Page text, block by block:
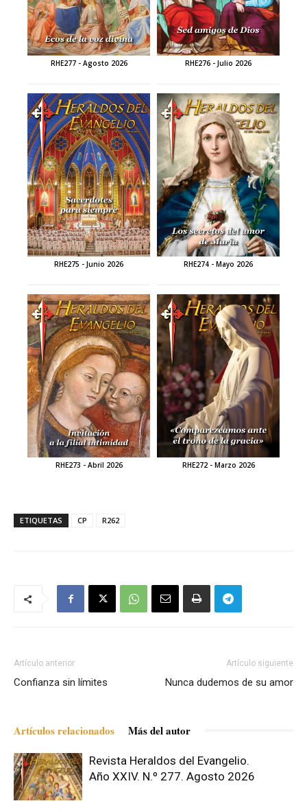
RHE277 - Agosto 2026 RHE276 - Julio 2026
RHE275 - Junio 2026 RHE274 - Mayo 2026
RHE273 - Abril 2026 RHE272 - Marzo 2026
ETIQUETAS CP R262
Artículo anterior
Confianza sin límites
Artículo siguiente
Nunca dudemos de su amor
Artículos relacionados Más del autor
Revista Heraldos del Evangelio.
Año XXIV. N.º 277. Agosto 2026